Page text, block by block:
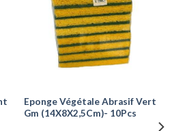
Eponge Végétale Abrasif Vert
Gm (14X8X2,5Cm)- 10Pcs